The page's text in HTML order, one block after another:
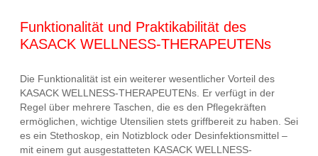
Funktionalität und Praktikabilität des
KASACK WELLNESS-THERAPEUTENs
Die Funktionalität ist ein weiterer wesentlicher Vorteil des
KASACK WELLNESS-THERAPEUTENs. Er verfügt in der
Regel über mehrere Taschen, die es den Pflegekräften
ermöglichen, wichtige Utensilien stets griffbereit zu haben. Sei
es ein Stethoskop, ein Notizblock oder Desinfektionsmittel –
mit einem gut ausgestatteten KASACK WELLNESS-